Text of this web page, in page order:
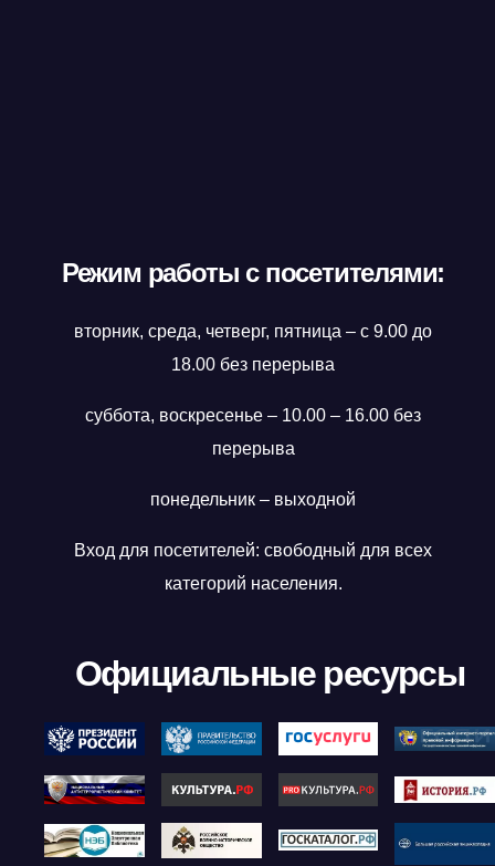
Режим работы с посетителями:
вторник, среда, четверг, пятница – с 9.00 до
18.00 без перерыва
суббота, воскресенье – 10.00 – 16.00 без
перерыва
понедельник – выходной
Вход для посетителей: свободный для всех
категорий населения.
Официальные ресурсы